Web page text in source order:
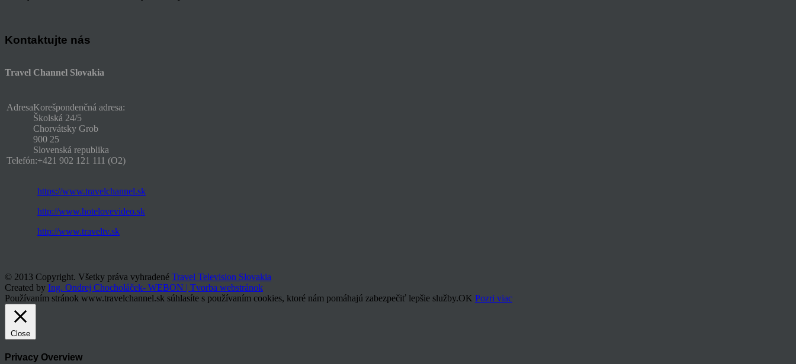
Kontaktujte nás
Travel Channel Slovakia
AdresaKorešpondenčná adresa:
Školská 24/5
Chorvátsky Grob
900 25
Slovenská republika
Telefón:+421 902 121 111 (O2)
https://www.travelchannel.sk
http://www.hotelovevideo.sk
http://www.traveltv.sk
© 2013 Copyright. Všetky práva vyhradené Travel Television Slovakia
Created by Ing. Ondrej Chocholáček- WEBON | Tvorba webstránok
Používaním stránok www.travelchannel.sk súhlasíte s používaním cookies, ktoré nám pomáhajú zabezpečiť lepšie služby.OK Pozri viac
Close
Privacy Overview